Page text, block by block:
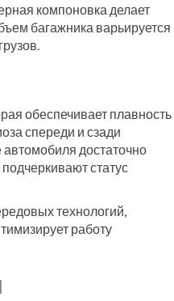
компоновка делает
багажника варьируется
обеспечивает плавность
спереди и сзади
достаточно
статус
технологий,
работу